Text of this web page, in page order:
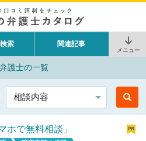
索 関連記事
メニュー
護士の一覧
相談内容
ホで無料相談」